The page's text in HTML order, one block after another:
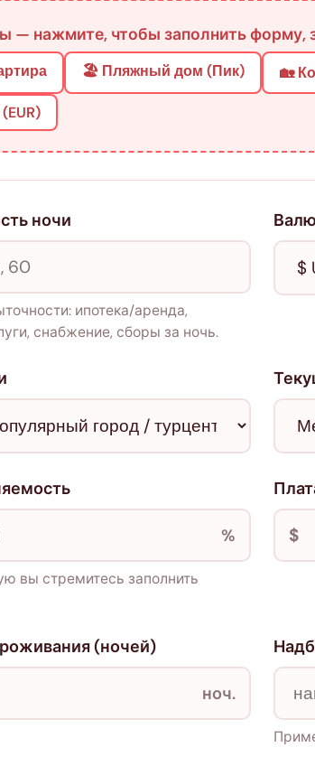
— нажмите, чтобы заполнить форму,
🏖️ Пляжный дом (Пик) 🏡
ночи
ипотека/аренда,
снабжение, сборы за ночь.
%
вы стремитесь заполнить
$
(ночей)
ноч.